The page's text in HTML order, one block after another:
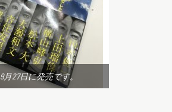
9月27日に発売です。